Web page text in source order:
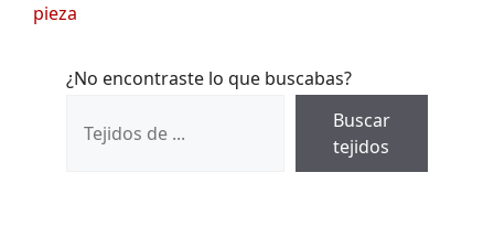
pieza
¿No encontraste lo que buscabas?
Buscar
tejidos